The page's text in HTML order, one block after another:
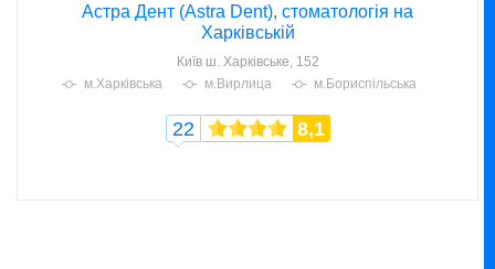
Астра Дент (Astra Dent), стоматологія на
Харківській
Київ ш. Харківське, 152
м.Харківська
м.Вирлица м.Бориспільська
22 8,1